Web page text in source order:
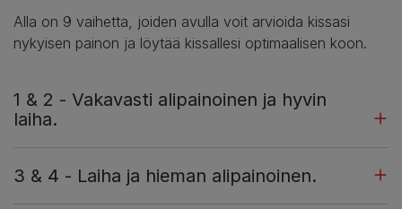
Alla on 9 vaihetta, joiden avulla voit arvioida kissasi
nykyisen painon ja löytää kissallesi optimaalisen koon.
1 & 2 - Vakavasti alipainoinen ja hyvin
laiha.
3 & 4 - Laiha ja hieman alipainoinen.